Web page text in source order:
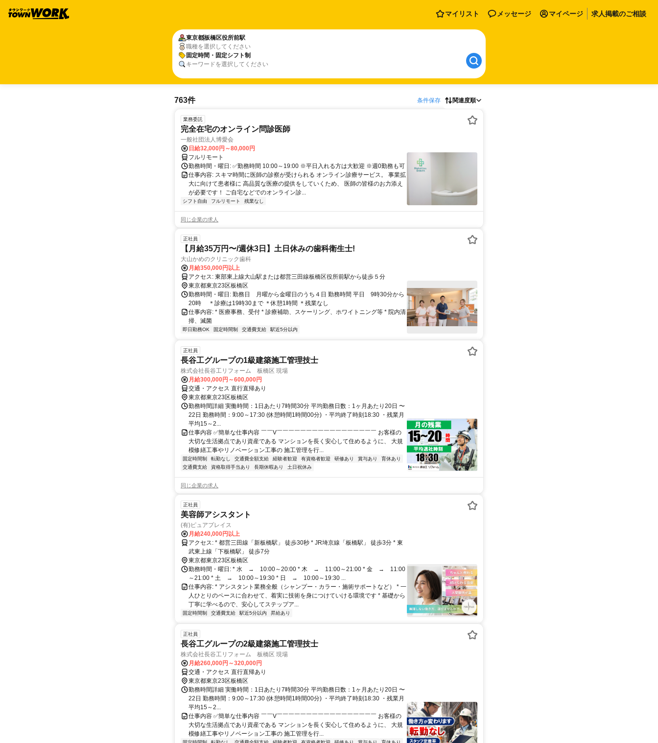
マイリスト メッセージ マイページ 求人掲載のご相談
東京都板橋区役所前駅
職種を選択してください
固定時間・固定シフト制
キーワードを選択してください
763件 条件保存 関連度順
業務委託
完全在宅のオンライン問診医師
一般社団法人博愛会
日給32,000円～80,000円
フルリモート
勤務時間・曜日: ✅勤務時間 10:00～19:00 ※平日入れる方は大歓迎 ※週0勤務も可
仕事内容: スキマ時間に医師の診察が受けられる オンライン診療サービス。 事業拡
大に向けて患者様に 高品質な医療の提供をしていくため、 医師の皆様のお力添え
が必要です！ ご自宅などでのオンライン診...
シフト自由 フルリモート 残業なし
同じ企業の求人
正社員
【月給35万円〜/週休3日】土日休みの歯科衛生士!
大山かめのクリニック歯科
月給350,000円以上
アクセス: 東部東上線大山駅または都営三田線板橋区役所前駅から徒歩５分
東京都東京23区板橋区
勤務時間・曜日: 勤務日 月曜から金曜日のうち４日 勤務時間 平日 9時30分から
20時 ＊診療は19時30まで ＊休憩1時間 ＊残業なし
仕事内容: * 医療事務、受付 * 診療補助、スケーリング、ホワイトニング等 * 院内清
掃、滅菌
即日勤務OK 固定時間制 交通費支給 駅近5分以内
正社員
長谷工グループの1級建築施工管理技士
株式会社長谷工リフォーム 板橋区 現場
月給300,000円～600,000円
交通・アクセス 直行直帰あり
東京都東京23区板橋区
勤務時間詳細 実働時間：1日あたり7時間30分 平均勤務日数：1ヶ月あたり20日 〜
22日 勤務時間：9:00～17:30 (休憩時間1時間00分) ・平均終了時刻18:30 ・残業月
平均15～2...
仕事内容 ✅簡単な仕事内容 ￣￣V￣￣￣￣￣￣￣￣￣￣￣￣￣￣￣￣￣ お客様の
大切な生活拠点であり資産である マンションを長く安心して住めるように、 大規
模修繕工事やリノベーション工事の 施工管理を行...
固定時間制 転勤なし 交通費全額支給 経験者歓迎 有資格者歓迎 研修あり 賞与あり
育休あり
交通費支給
資格取得手当あり 長期休暇あり 土日祝休み
同じ企業の求人
正社員
美容師アシスタント
(有)ピュアプレイス
月給240,000円以上
アクセス: * 都営三田線「新板橋駅」 徒歩30秒 * JR埼京線「板橋駅」 徒歩3分 * 東
武東上線「下板橋駅」 徒歩7分
東京都東京23区板橋区
勤務時間・曜日: * 水 → 10:00～20:00 * 木 → 11:00～21:00 * 金 → 11:00
～21:00 * 土 → 10:00～19:30 * 日 → 10:00～19:30 ...
仕事内容: * アシスタント業務全般（シャンプー・カラー・施術サポートなど） * 一
人ひとりのペースに合わせて、着実に技術を身につけていける環境です * 基礎から
丁寧に学べるので、安心してステップア...
固定時間制 交通費支給 駅近5分以内 昇給あり
正社員
長谷工グループの2級建築施工管理技士
株式会社長谷工リフォーム 板橋区 現場
月給260,000円～320,000円
交通・アクセス 直行直帰あり
東京都東京23区板橋区
勤務時間詳細 実働時間：1日あたり7時間30分 平均勤務日数：1ヶ月あたり20日 〜
22日 勤務時間：9:00～17:30 (休憩時間1時間00分) ・平均終了時刻18:30 ・残業月
平均15～2...
仕事内容 ✅簡単な仕事内容 ￣￣V￣￣￣￣￣￣￣￣￣￣￣￣￣￣￣￣￣ お客様の
大切な生活拠点であり資産である マンションを長く安心して住めるように、 大規
模修繕工事やリノベーション工事の 施工管理を行...